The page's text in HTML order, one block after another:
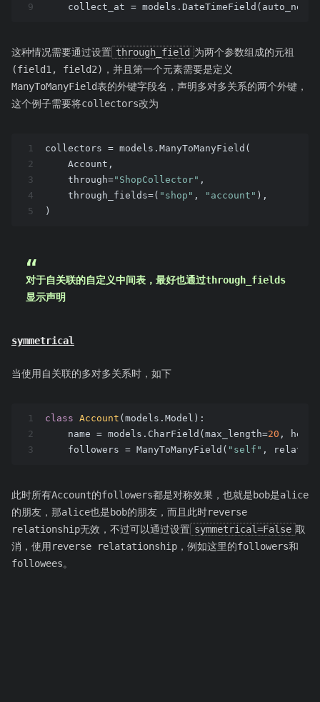
9
collect_at =
这种情况需要通过设置 through_field 为两个参数组成的元祖
(field1, field2)，并且第一个元素需要是定义
ManyToManyField表的外键字段名，声明多对多关系的两个外键，
这个例子需要将collectors改为
1
2
3
4
5
collectors = models.ManyToManyField(
    Account,
    through=
"ShopCollector" ,
    through_fields=(
"shop" , "account" ),
)
对于自关联的自定义中间表，最好也通过through_fields
显示声明
symmetrical
当使用自关联的多对多关系时，如下
1
2
3
class Account (models.Model) :
    name = models.CharField(max_length=
20 ,
    followers = ManyToManyField(
"self" ,
此时所有Account的followers都是对称效果，也就是bob是alice
的朋友，那alice也是bob的朋友，而且此时reverse
relationship无效，不过可以通过设置 symmetrical=False 取
消，使用reverse relatationship，例如这里的followers和
followees。